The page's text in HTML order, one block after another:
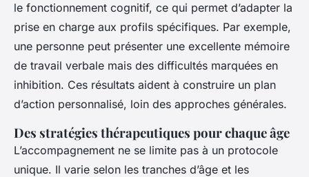
le fonctionnement cognitif, ce qui permet d’adapter la
prise en charge aux profils spécifiques. Par exemple,
une personne peut présenter une excellente mémoire
de travail verbale mais des difficultés marquées en
inhibition. Ces résultats aident à construire un plan
d’action personnalisé, loin des approches générales.
Des stratégies thérapeutiques pour chaque âge
L’accompagnement ne se limite pas à un protocole
unique. Il varie selon les tranches d’âge et les